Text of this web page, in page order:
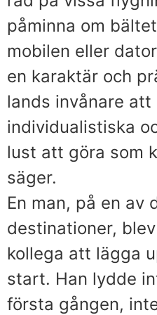
påminna om
mobilen eller
en karaktär och
lands invånare att
individualistiska
lust att göra som
säger.
En man, på en av
destinationer,
kollega att lägga
start. Han lydde
första gången,